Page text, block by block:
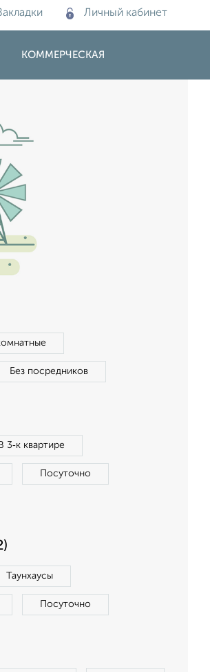
Личный кабинет
КОММЕРЧЕСКАЯ
Без посредников
В 3‑к квартире
Посуточно
Таунхаусы
Посуточно